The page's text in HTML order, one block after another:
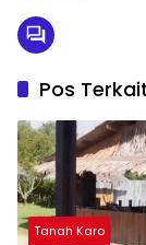
Pos
Tanah Karo